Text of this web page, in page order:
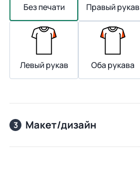
Без печати Правый рукав
Левый рукав Оба рукава
3 Макет/дизайн